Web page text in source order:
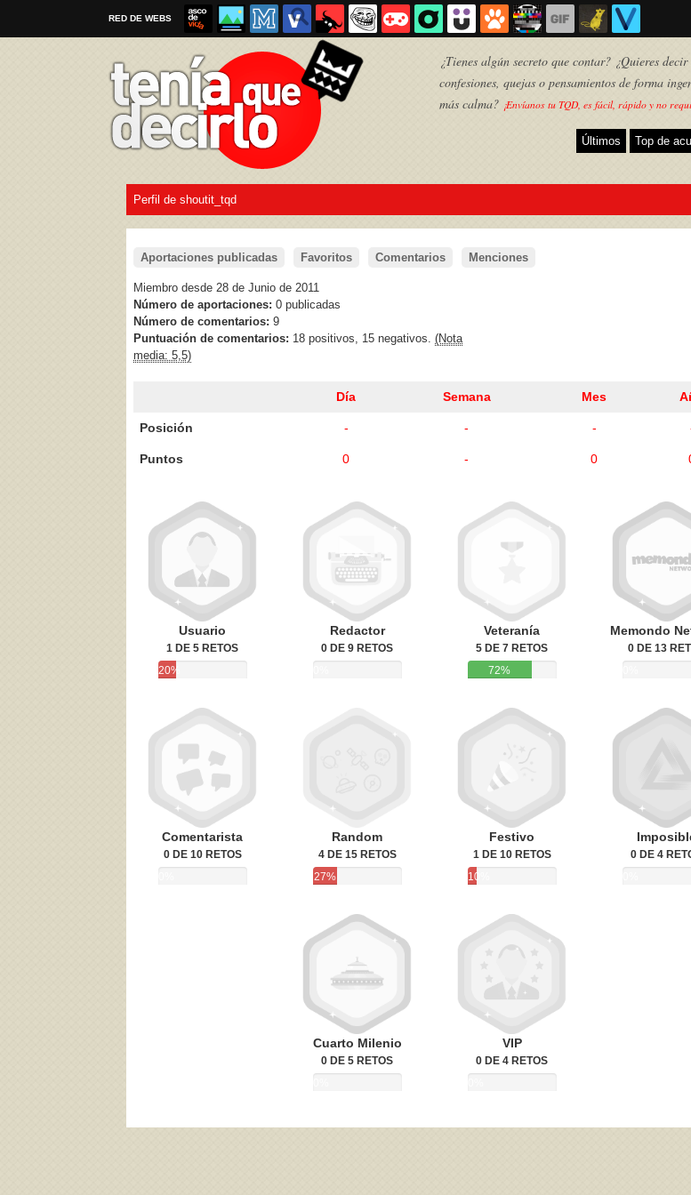
RED DE WEBS
¿Tienes algún secreto que contar? ¿Quieres
confesiones, quejas o pensamientos de forma
más calma? ¡Envíanos tu TQD, es fácil, rápido y no
Últimos Top de
Por favor, respeta las
Acepto losTérminos de uso Política de privacidad
Perfil de shoutit_tqd
Aportaciones publicadas Favoritos Comentarios Menciones
Miembro desde 28 de Junio de 2011
Número de aportaciones: 0 publicadas
Número de comentarios: 9
Puntuación de comentarios: 18 positivos, 15 negativos. (Nota
media: 5,5)
Día Semana Mes
Posición - - -
Puntos 0 - 0
Usuario
1 DE 5 RETOS
20%
Redactor
0 DE 9 RETOS
Veteranía
5 DE 7 RETOS
72%
Memondo
0 DE 13
Comentarista
0 DE 10 RETOS
Random
4 DE 15 RETOS
27%
Festivo
1 DE 10 RETOS
10%
0 DE 4
Cuarto Milenio
0 DE 5 RETOS
VIP
0 DE 4 RETOS